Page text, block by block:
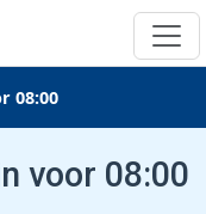
08:00
voor 08:00